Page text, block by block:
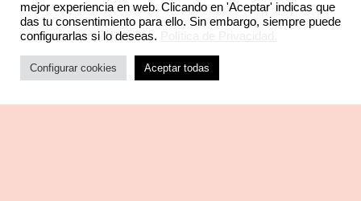
mejor experiencia en web. Clicando en 'Aceptar' indicas que
das tu consentimiento para ello. Sin embargo, siempre puede
configurarlas si lo deseas.
Configurar cookies Aceptar todas